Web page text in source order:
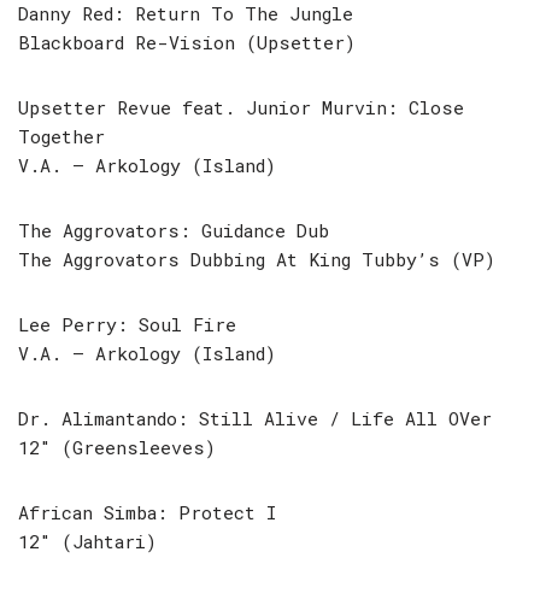
Danny Red: Return To The Jungle
Blackboard Re-Vision (Upsetter)
Upsetter Revue feat. Junior Murvin: Close
Together
V.A. – Arkology (Island)
The Aggrovators: Guidance Dub
The Aggrovators Dubbing At King Tubby’s (VP)
Lee Perry: Soul Fire
V.A. – Arkology (Island)
Dr. Alimantando: Still Alive / Life All OVer
12″ (Greensleeves)
African Simba: Protect I
12″ (Jahtari)